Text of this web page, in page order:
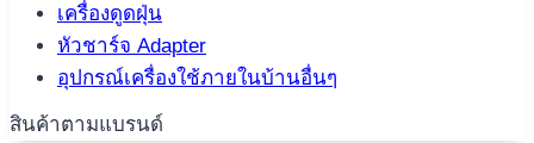
เครื่องดูดฝุ่น
หัวชาร์จ Adapter
อุปกรณ์เครื่องใช้ภายในบ้านอื่นๆ
สินค้าตามแบรนด์